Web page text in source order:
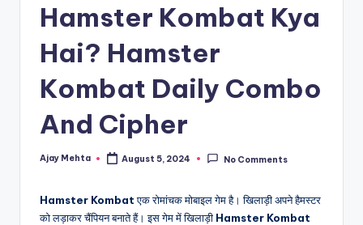
Hamster Kombat Kya
Hai? Hamster
Kombat Daily Combo
And Cipher
Posted
Ajay Mehta August 5, 2024 No Comments
Hamster Kombatएक रोमांचक मोबाइल गेम है। खिलाड़ी अपने हैमस्टर
को लड़ाकर चैंपियन बनाते हैं। इस गेम में खिलाड़ी Hamster Kombat